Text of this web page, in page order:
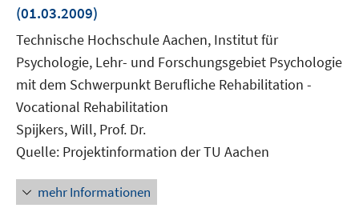
öffnen
(01.03.2009)
Technische Hochschule Aachen, Institut für
Psychologie, Lehr- und Forschungsgebiet Psychologie
mit dem Schwerpunkt Berufliche Rehabilitation -
Vocational Rehabilitation
Spijkers, Will, Prof. Dr.
Quelle: Projektinformation der TU Aachen
mehr Informationen